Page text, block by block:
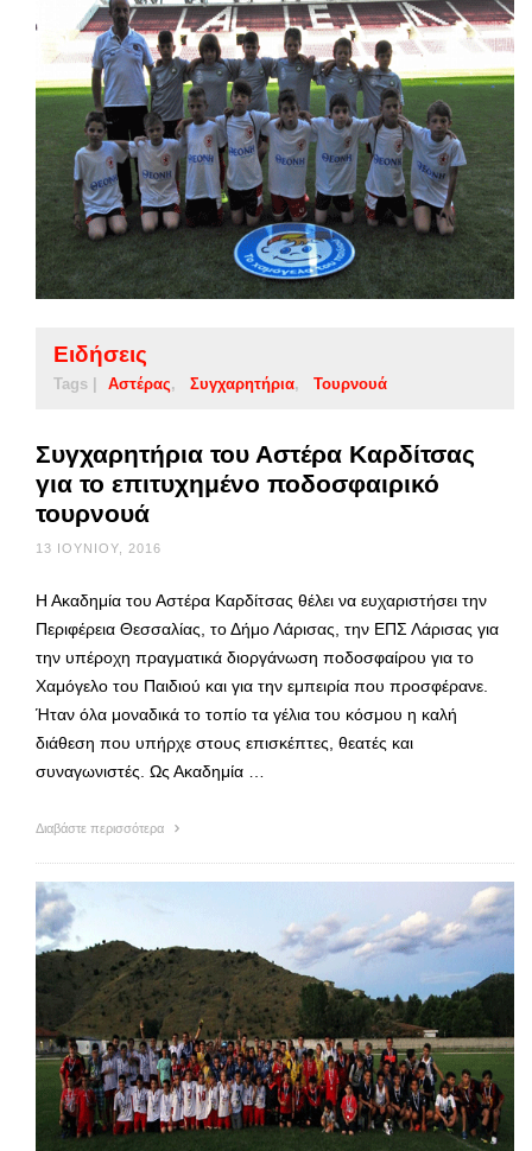
Ειδήσεις
Tags | Αστέρας Συγχαρητήρια Τουρνουά
Συγχαρητήρια του Αστέρα Καρδίτσας
για το επιτυχημένο ποδοσφαιρικό
τουρνουά
13 ΙΟΥΝΊΟΥ, 2016
Η Ακαδημία του Αστέρα Καρδίτσας θέλει να ευχαριστήσει την
Περιφέρεια Θεσσαλίας, το Δήμο Λάρισας, την ΕΠΣ Λάρισας για
την υπέροχη πραγματικά διοργάνωση ποδοσφαίρου για το
Χαμόγελο του Παιδιού και για την εμπειρία που προσφέρανε.
Ήταν όλα μοναδικά το τοπίο τα γέλια του κόσμου η καλή
διάθεση που υπήρχε στους επισκέπτες, θεατές και
συναγωνιστές. Ως Ακαδημία …
Διαβάστε περισσότερα